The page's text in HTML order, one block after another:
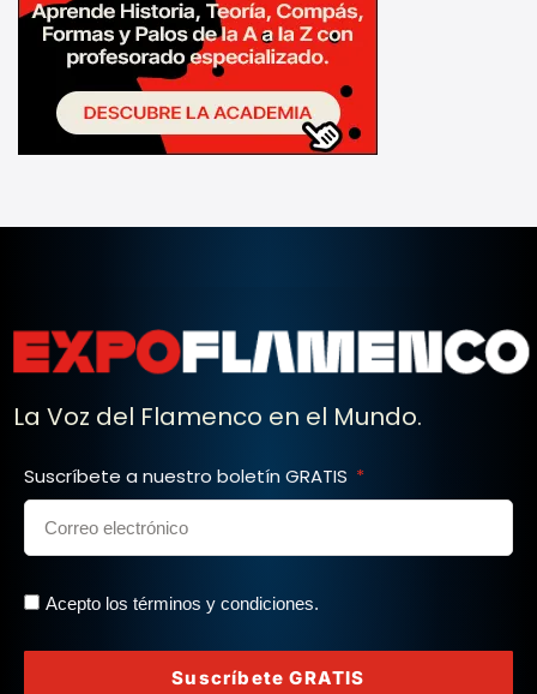
La Voz del Flamenco en el Mundo.
Suscríbete a nuestro boletín GRATIS
Acepto los términos y condiciones.
Suscríbete GRATIS